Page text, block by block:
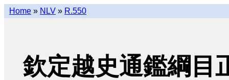
Home » NLV » R.550
欽定越史通鑑綱目